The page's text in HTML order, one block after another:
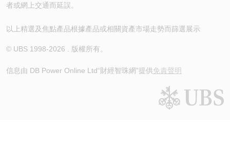
者或網上交通而延誤。
以上精選及焦點產品根據產品或相關資產市場走勢而篩選展示
© UBS 1998-2026 . 版權所有。
信息由 DB Power Online Ltd“財經智珠網”提供免責聲明